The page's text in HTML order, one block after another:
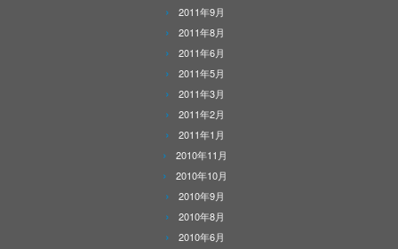
2011年9月
2011年8月
2011年6月
2011年5月
2011年3月
2011年2月
2011年1月
2010年11月
2010年10月
2010年9月
2010年8月
2010年6月